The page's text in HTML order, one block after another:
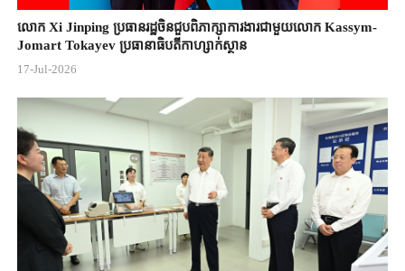
លោក Xi Jinping ប្រធានរដ្ឋចិន​ជួបពិភាក្សា​ការងារជាមួយ​លោក Kassym-
Jomart ​Tokayev ​ប្រធានាធិបតី​កាហ្សាក់ស្ថាន​
17-Jul-2026